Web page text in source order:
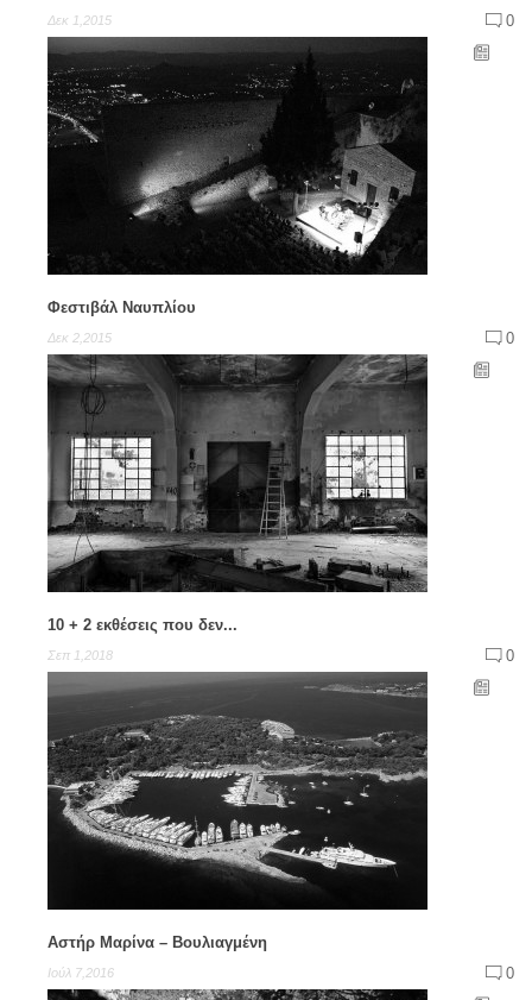
Δεκ 1,2015 0
Φεστιβάλ Ναυπλίου
Δεκ 2,2015 0
10 + 2 εκθέσεις που δεν...
Σεπ 1,2018 0
Αστήρ Μαρίνα – Βουλιαγμένη
Ιούλ 7,2016 0